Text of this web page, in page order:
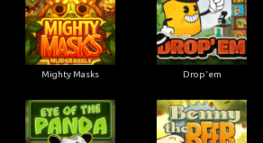
Mighty Masks Drop'em